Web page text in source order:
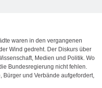
waren in den vergangenen
Wind gedreht. Der Diskurs über
Medien und Politik. Wo
Bundesregierung nicht fehlen.
und Verbände aufgefordert,